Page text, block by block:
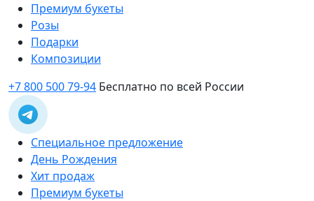
Премиум букеты
Розы
Подарки
Композиции
+7 800 500 79-94 Бесплатно по всей России
Специальное предложение
День Рождения
Хит продаж
Премиум букеты